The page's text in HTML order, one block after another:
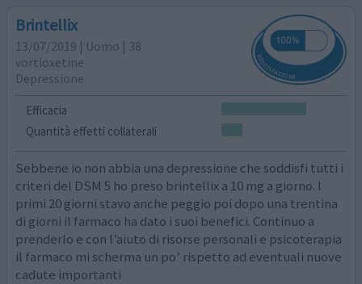
Brintellix
13/07/2019 | Uomo | 38
vortioxetine
Depressione
Efficacia
Quantità effetti collaterali
Sebbene io non abbia una depressione che soddisfi tutti i
criteri del DSM 5 ho preso brintellix a 10 mg a giorno. I
primi 20 giorni stavo anche peggio poi dopo una trentina
di giorni il farmaco ha dato i suoi benefici. Continuo a
prenderlo e con l’aiuto di risorse personali e psicoterapia
il farmaco mi scherma un po’ rispetto ad eventuali nuove
cadute importanti